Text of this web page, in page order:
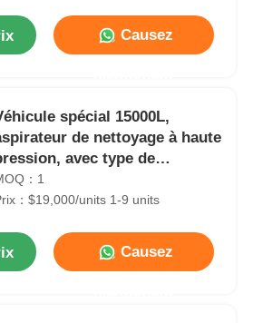
Causez
spécial 15000L,
de nettoyage à haute
avec type de
diesel 190HP
：1
：$19,000/units 1-9 units
Causez